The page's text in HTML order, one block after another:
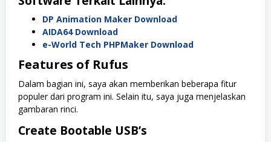
DP Animation Maker Download
AIDA64 Download
e-World Tech PHPMaker Download
Features of Rufus
Dalam bagian ini, saya akan memberikan beberapa fitur
populer dari program ini. Selain itu, saya juga menjelaskan
gambaran rinci.
Create Bootable USB’s